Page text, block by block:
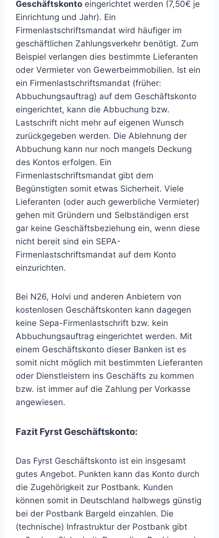
Geschäftskonto eingerichtet werden (7,50€ je
Einrichtung und Jahr). Ein
Firmenlastschriftsmandat wird häufiger im
geschäftlichen Zahlungsverkehr benötigt. Zum
Beispiel verlangen dies bestimmte Lieferanten
oder Vermieter von Gewerbeimmobilien. Ist ein
ein Firmenlastschriftsmandat (früher:
Abbuchungsauftrag) auf dem Geschäftskonto
eingerichtet, kann die Abbuchung bzw.
Lastschrift nicht mehr auf eigenen Wunsch
zurückgegeben werden. Die Ablehnung der
Abbuchung kann nur noch mangels Deckung
des Kontos erfolgen. Ein
Firmenlastschriftsmandat gibt dem
Begünstigten somit etwas Sicherheit. Viele
Lieferanten (oder auch gewerbliche Vermieter)
gehen mit Gründern und Selbständigen erst
gar keine Geschäftsbeziehung ein, wenn diese
nicht bereit sind ein SEPA-
Firmenlastschriftsmandat auf dem Konto
einzurichten.
Bei N26, Holvi und anderen Anbietern von
kostenlosen Geschäftskonten kann dagegen
keine Sepa-Firmenlastschrift bzw. kein
Abbuchungsauftrag eingerichtet werden. Mit
einem Geschäftskonto dieser Banken ist es
somit nicht möglich mit bestimmten Lieferanten
oder Dienstleistern ins Geschäfts zu kommen
bzw. ist immer auf die Zahlung per Vorkasse
angewiesen.
Fazit Fyrst Geschäftskonto:
Das Fyrst Geschäftskonto ist ein insgesamt
gutes Angebot. Punkten kann das Konto durch
die Zugehörigkeit zur Postbank. Kunden
können somit in Deutschland halbwegs günstig
bei der Postbank Bargeld einzahlen. Die
(technische) Infrastruktur der Postbank gibt